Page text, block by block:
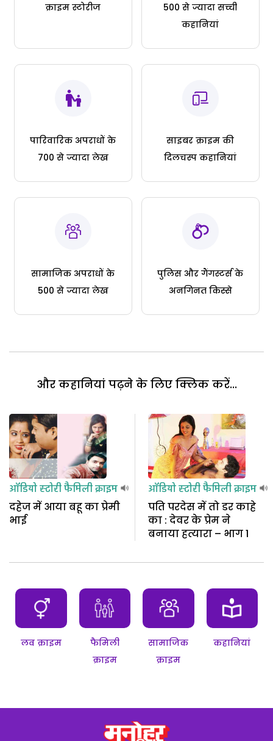
क्राइम स्टोरीज
500 से ज्यादा सच्ची
कहानियां
पारिवारिक अपराधों के
700 से ज्यादा लेख
साइबर क्राइम की
दिलचस्प कहानियां
सामाजिक अपराधों के
500 से ज्यादा लेख
पुलिस और गैंगस्टर्स के
अनगिनत किस्से
और कहानियां पढ़ने के लिए क्लिक करें...
ऑडियो स्टोरीफैमिली क्राइम
दहेज में आया बहू का प्रेमी
भाई
ऑडियो स्टोरीफैमिली क्राइम
पति परदेस में तो डर काहे
का : देवर के प्रेम ने
बनाया हत्यारा – भाग 1
लव क्राइम
फैमिली
क्राइम
सामाजिक
क्राइम
कहानियां